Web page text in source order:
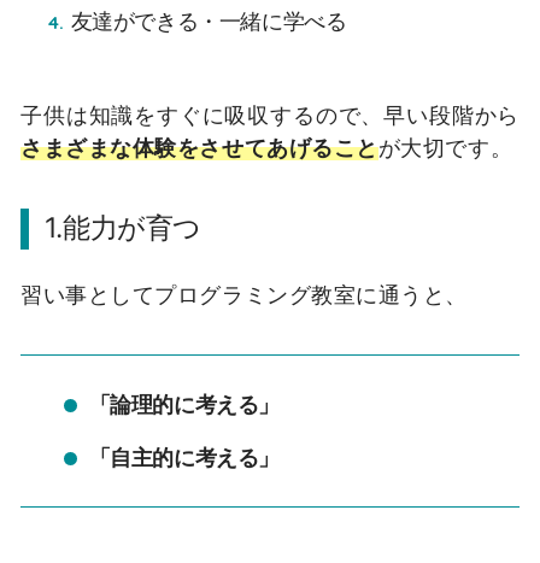
友達ができる・一緒に学べる
子供は知識をすぐに吸収するので、早い段階から
さまざまな体験をさせてあげることが大切です。
1.能力が育つ
習い事としてプログラミング教室に通うと、
「論理的に考える」
「自主的に考える」